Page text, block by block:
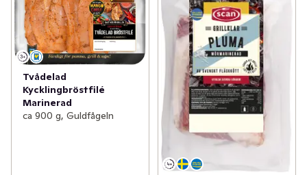
Tvådelad
Kycklingbröstfilé
Marinerad
ca 900 g, Guldfågeln